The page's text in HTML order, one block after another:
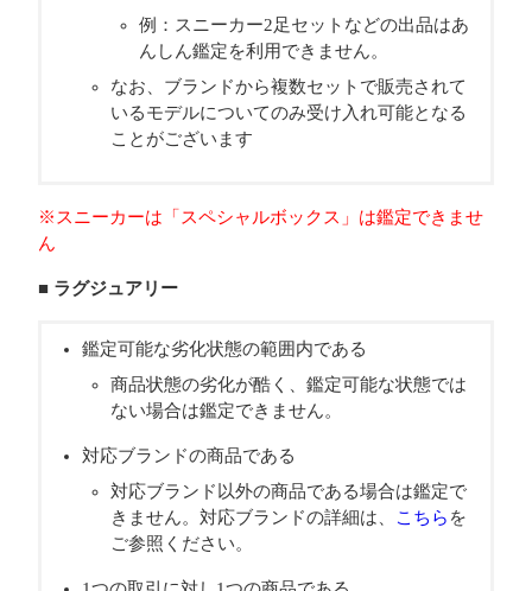
例：スニーカー2足セットなどの出品はあ
んしん鑑定を利用できません。
なお、ブランドから複数セットで販売されて
いるモデルについてのみ受け入れ可能となる
ことがございます
※スニーカーは「スペシャルボックス」は鑑定できませ
ん
■ ラグジュアリー
鑑定可能な劣化状態の範囲内である
商品状態の劣化が酷く、鑑定可能な状態では
ない場合は鑑定できません。
対応ブランドの商品である
対応ブランド以外の商品である場合は鑑定で
きません。対応ブランドの詳細は、
こちら を
ご参照ください。